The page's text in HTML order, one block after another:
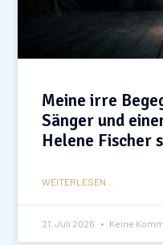
Meine irre
Sänger und
Helene Fischer
WEITERLESEN...
21. Juli 2026 Keine